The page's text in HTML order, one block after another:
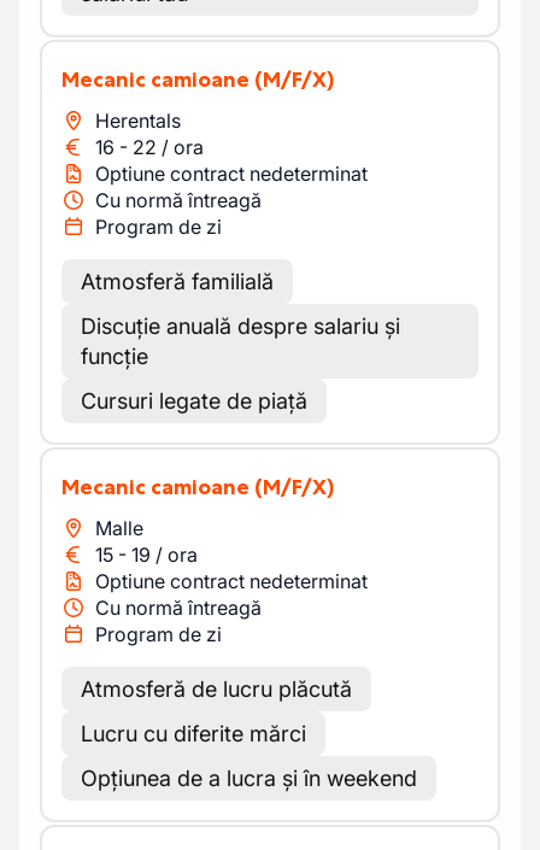
Mecanic camioane (M/F/X)
Herentals
16 - 22 / ora
Optiune contract nedeterminat
Cu normă întreagă
Program de zi
Atmosferă familială
Discuție anuală despre salariu și
funcție
Cursuri legate de piață
Mecanic camioane (M/F/X)
Malle
15 - 19 / ora
Optiune contract nedeterminat
Cu normă întreagă
Program de zi
Atmosferă de lucru plăcută
Lucru cu diferite mărci
Opțiunea de a lucra și în weekend